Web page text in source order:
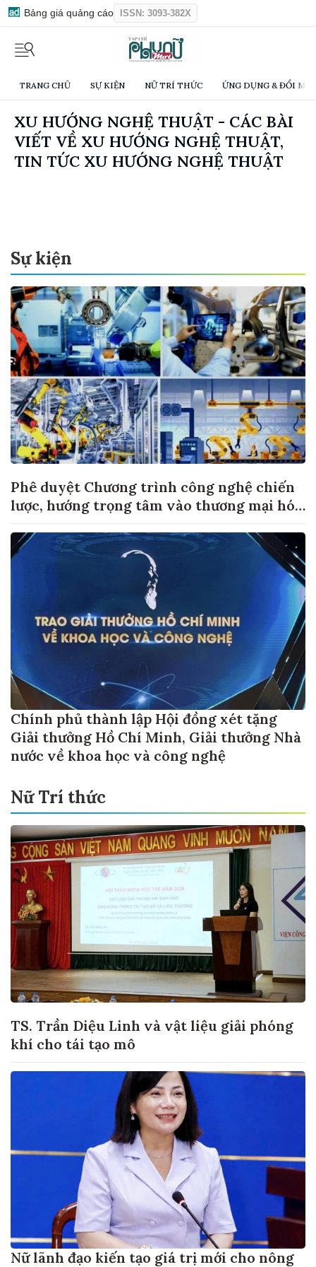
Bảng giá quảng cáo ISSN: 3093-382X
TRANG CHỦ SỰ KIỆN NỮ TRÍ THỨC ỨNG DỤNG & ĐỔI
XU HƯỚNG NGHỆ THUẬT - CÁC BÀI
VIẾT VỀ XU HƯỚNG NGHỆ THUẬT,
TIN TỨC XU HƯỚNG NGHỆ THUẬT
Sự kiện
Phê duyệt Chương trình công nghệ chiến
lược, hướng trọng tâm vào thương mại hóa
Chính phủ thành lập Hội đồng xét tặng
Giải thưởng Hồ Chí Minh, Giải thưởng Nhà
nước về khoa học và công nghệ
Nữ Trí thức
TS. Trần Diệu Linh và vật liệu giải phóng
khí cho tái tạo mô
Nữ lãnh đạo kiến tạo giá trị mới cho nông